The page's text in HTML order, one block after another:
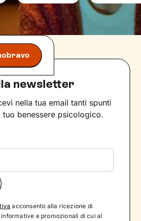
newsletter
nella tua email tanti spunti
benessere psicologico.
acconsento alla ricezione di
e promozionali di cui al